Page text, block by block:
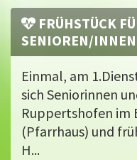
FRÜHSTÜCK
SENIOREN/
Einmal, am
sich Seniorinnen
Ruppertshofen im
(Pfarrhaus) und
H...